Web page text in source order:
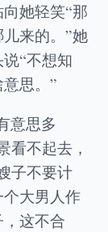
她轻笑“那
来的。”她
“不想知
思。”
意思多
看不起去，
子不要计
大男人作
这不合